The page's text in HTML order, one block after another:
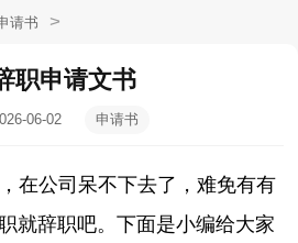
请书 >
职申请文书
06-02
申请书
在公司呆不下去了，难免有有
就辞职吧。下面是小编给大家